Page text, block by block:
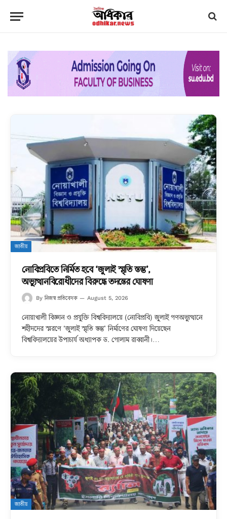
জাতীয়
নোবিপ্রবিতে নির্মিত হবে ‘জুলাই স্মৃতি স্তম্ভ’,
অভ্যুত্থানবিরোধীদের বিরুদ্ধে তদন্তের ঘোষণা
By নিজস্ব প্রতিবেদক August 5, 2026
নোয়াখালী বিজ্ঞান ও প্রযুক্তি বিশ্ববিদ্যালয়ে (নোবিপ্রবি) জুলাই গণঅভ্যুত্থানে
শহীদদের স্মরণে ‘জুলাই স্মৃতি স্তম্ভ’ নির্মাণের ঘোষণা দিয়েছেন
বিশ্ববিদ্যালয়ের উপাচার্য অধ্যাপক ড. গোলাম রাব্বানী।…
জাতীয়